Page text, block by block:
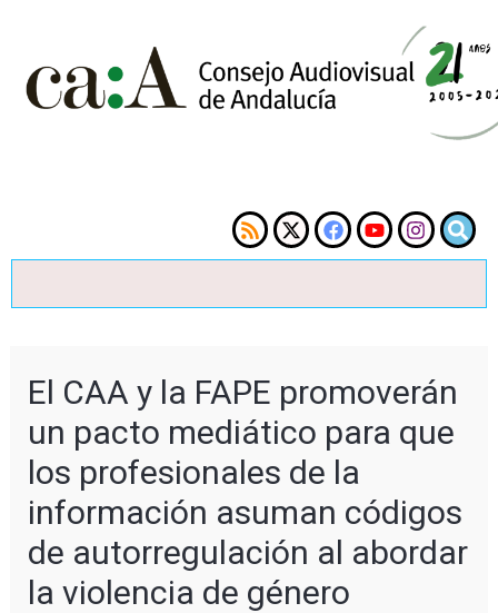
El CAA y la FAPE promoverán
un pacto mediático para que
los profesionales de la
información asuman códigos
de autorregulación al abordar
la violencia de género